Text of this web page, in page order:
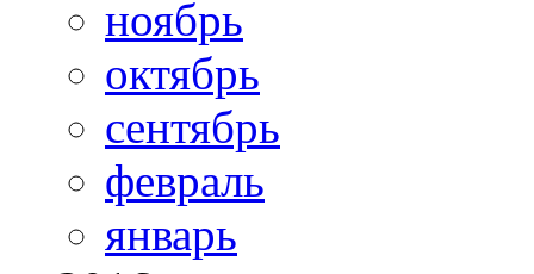
ноябрь
октябрь
сентябрь
февраль
январь